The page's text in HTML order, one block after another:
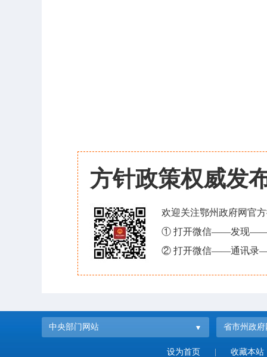
方针政策权威发
欢迎关注鄂州政府网官
① 打开微信——发现——
② 打开微信——通讯录
中央部门网站 省市州政府
设为首页 收藏本站